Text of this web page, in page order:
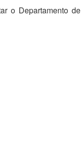
o Departamento de